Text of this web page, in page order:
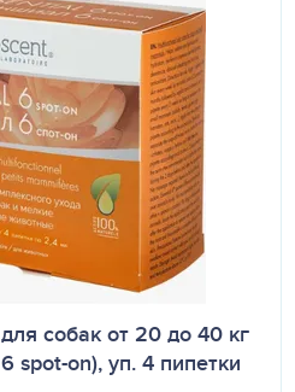
собак от 20 до 40 кг
spot-on), уп. 4 пипетки